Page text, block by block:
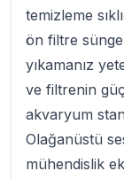
temizleme
ön filtre
yıkamanız
ve filtrenin güç
akvaryum
Olağanüstü
mühendislik